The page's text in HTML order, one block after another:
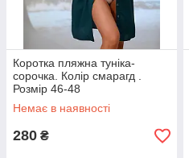
Коротка пляжна туніка-
сорочка. Колір смарагд .
Розмір 46-48
Немає в наявності
280 ₴